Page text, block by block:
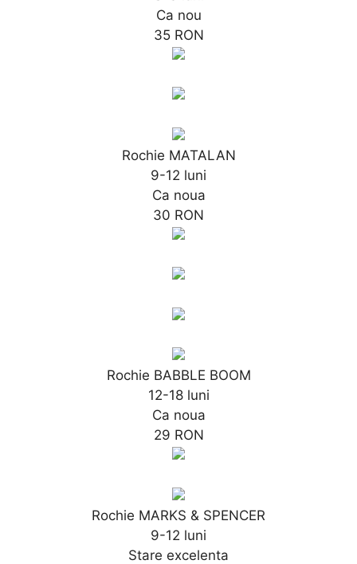
Ca nou
35 RON
Rochie MATALAN
9-12 luni
Ca noua
30 RON
Rochie BABBLE BOOM
12-18 luni
Ca noua
29 RON
Rochie MARKS & SPENCER
9-12 luni
Stare excelenta